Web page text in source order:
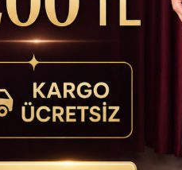
Hızlı Kargo İmkanı
İlginizi